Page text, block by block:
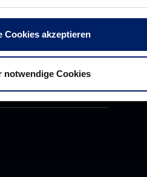
Cookies akzeptieren
notwendige Cookies